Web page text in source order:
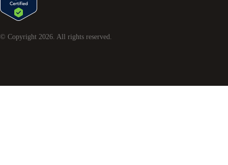
© Copyright 2026 . All rights reserved.